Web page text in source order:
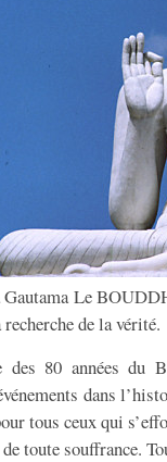
Gautama Le
de la vérité.
des 80 années du
dans
tous ceux qui
toute souffrance.